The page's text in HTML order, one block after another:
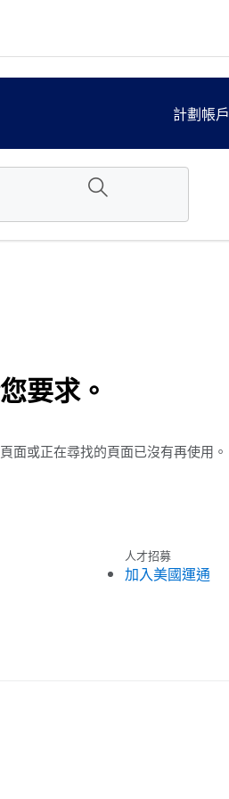
計劃帳戶
要求。
面或正在尋找的頁面已沒有再使用。
人才招募
加入美國運通